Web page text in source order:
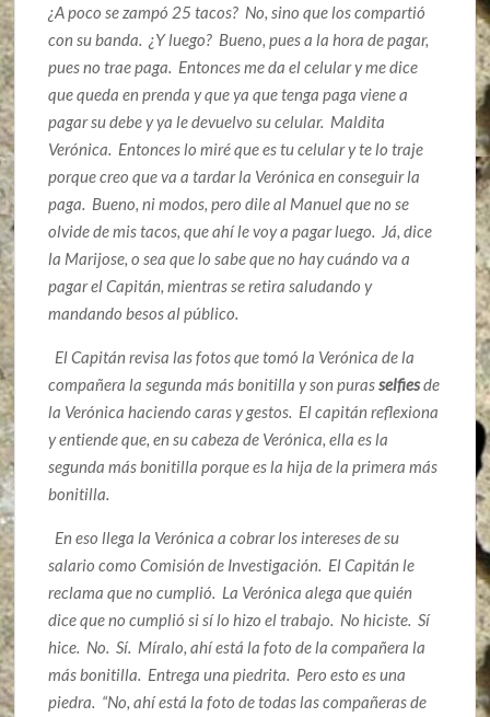
¿A poco se zampó 25 tacos? No, sino que los compartió
con su banda. ¿Y luego? Bueno, pues a la hora de pagar,
pues no trae paga. Entonces me da el celular y me dice
que queda en prenda y que ya que tenga paga viene a
pagar su debe y ya le devuelvo su celular. Maldita
Verónica. Entonces lo miré que es tu celular y te lo traje
porque creo que va a tardar la Verónica en conseguir la
paga. Bueno, ni modos, pero dile al Manuel que no se
olvide de mis tacos, que ahí le voy a pagar luego. Já, dice
la Marijose, o sea que lo sabe que no hay cuándo va a
pagar el Capitán, mientras se retira saludando y
mandando besos al público.
El Capitán revisa las fotos que tomó la Verónica de la
compañera la segunda más bonitilla y son puras selfiesde
la Verónica haciendo caras y gestos. El capitán reflexiona
y entiende que, en su cabeza de Verónica, ella es la
segunda más bonitilla porque es la hija de la primera más
bonitilla.
En eso llega la Verónica a cobrar los intereses de su
salario como Comisión de Investigación. El Capitán le
reclama que no cumplió. La Verónica alega que quién
dice que no cumplió si sí lo hizo el trabajo. No hiciste. Sí
hice. No. Sí. Míralo, ahí está la foto de la compañera la
más bonitilla. Entrega una piedrita. Pero esto es una
piedra. “No, ahí está la foto de todas las compañeras de